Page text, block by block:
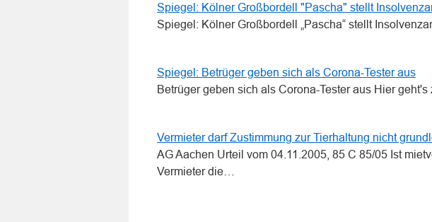
Spiegel: Kölner Großbordell "Pascha" stellt
Spiegel: Kölner Großbordell „Pascha“ stellt
Spiegel: Betrüger geben sich als Corona-Tester aus
Betrüger geben sich als Corona-Tester aus Hier geht's
Vermieter darf Zustimmung zur Tierhaltung nicht
AG Aachen Urteil vom 04.11.2005, 85 C 85/05 Ist
Vermieter die…